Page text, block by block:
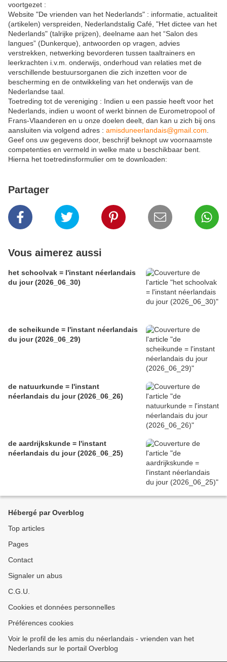
voortgezet :
Website "De vrienden van het Nederlands" : informatie, actualiteit
(artikelen) verspreiden, Nederlandstalig Café, "Het dictee van het
Nederlands" (talrijke prijzen), deelname aan het “Salon des
langues” (Dunkerque), antwoorden op vragen, advies
verstrekken, netwerking bevorderen tussen taaltrainers en
leerkrachten i.v.m. onderwijs, onderhoud van relaties met de
verschillende bestuursorganen die zich inzetten voor de
bescherming en de ontwikkeling van het onderwijs van de
Nederlandse taal.
Toetreding tot de vereniging : Indien u een passie heeft voor het
Nederlands, indien u woont of werkt binnen de Eurometropool of
Frans-Vlaanderen en u onze doelen deelt, dan kan u zich bij ons
aansluiten via volgend adres : amisduneerlandais@gmail.com
Geef ons uw gegevens door, beschrijf beknopt uw voornaamste
competenties en vermeld in welke mate u beschikbaar bent.
Hierna het toetredinsformulier om te downloaden:
Partager
Vous aimerez aussi
het schoolvak = l'instant néerlandais
du jour (2026_06_30)
de scheikunde = l'instant néerlandais
du jour (2026_06_29)
de natuurkunde = l'instant
néerlandais du jour (2026_06_26)
de aardrijkskunde = l'instant
néerlandais du jour (2026_06_25)
Hébergé par Overblog
Top articles
Pages
Contact
Signaler un abus
C.G.U.
Cookies et données personnelles
Préférences cookies
Voir le profil de les amis du néerlandais - vrienden van het
Nederlands sur le portail Overblog